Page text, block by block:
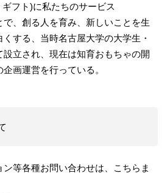
フト)に私たちのサービス
で、創る人を育み、新しいことを生
する、当時名古屋大学の大学生・
立され、現在は知育おもちゃの開
画運営を行っている。
等各種お問い合わせは、こちらま